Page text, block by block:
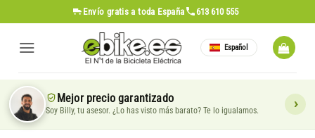
al
contenido
Envío gratis a toda España 613 610 555
Español
Mejor precio garantizado
Soy Billy, tu asesor. ¿Lo has visto más barato? Te lo igualamos.